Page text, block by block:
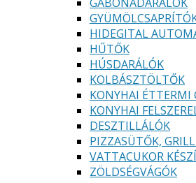
HIDEGITAL
HŰTŐK
HÚSDARÁLÓK
KOLBÁSZTÖLTŐK
KONYHAI ÉTTERMI
KONYHAI
DESZTILLÁLÓK
PIZZASÜTŐK,
VATTACUKOR
ZÖLDSÉGVÁGÓK